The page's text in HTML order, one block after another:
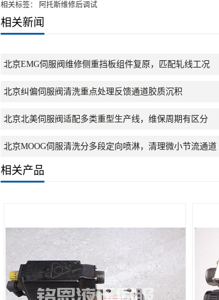
相关标签： 阿托斯维修后调试
相关新闻
北京EMG伺服阀维修侧重挡板组件复原，匹配轧线工况
北京纠偏伺服阀清洗重点处理反馈通道胶质沉积
北京北美伺服阀适配多类重型生产线，维保周期有区分
北京MOOG伺服清洗分多段定向喷淋，清理微小节流通道
相关产品